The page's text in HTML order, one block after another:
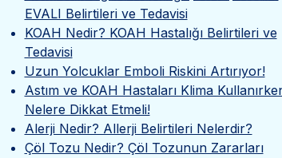
EVALI Belirtileri ve Tedavisi
KOAH Nedir? KOAH Hastalığı Belirtileri ve
Tedavisi
Uzun Yolcuklar Emboli Riskini Artırıyor!
Astım ve KOAH Hastaları Klima
Nelere Dikkat Etmeli!
Alerji Nedir? Allerji Belirtileri Nelerdir?
Çöl Tozu Nedir? Çöl Tozunun Zararları